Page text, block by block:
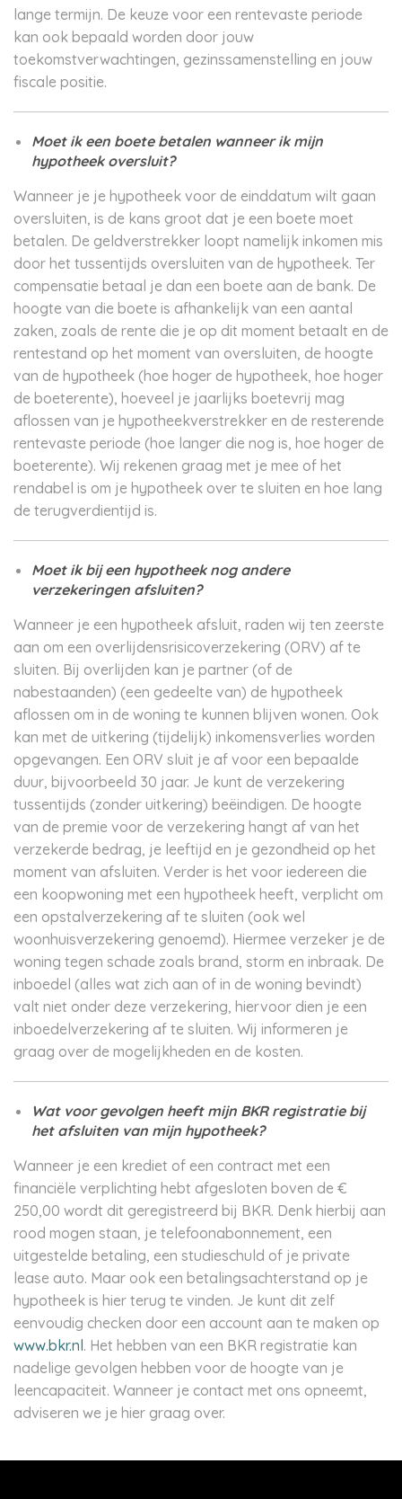
lange termijn. De keuze voor een rentevaste periode
kan ook bepaald worden door jouw
toekomstverwachtingen, gezinssamenstelling en jouw
fiscale positie.
Moet ik een boete betalen wanneer ik mijn
hypotheek oversluit?
Wanneer je je hypotheek voor de einddatum wilt gaan
oversluiten, is de kans groot dat je een boete moet
betalen. De geldverstrekker loopt namelijk inkomen mis
door het tussentijds oversluiten van de hypotheek. Ter
compensatie betaal je dan een boete aan de bank. De
hoogte van die boete is afhankelijk van een aantal
zaken, zoals de rente die je op dit moment betaalt en de
rentestand op het moment van oversluiten, de hoogte
van de hypotheek (hoe hoger de hypotheek, hoe hoger
de boeterente), hoeveel je jaarlijks boetevrij mag
aflossen van je hypotheekverstrekker en de resterende
rentevaste periode (hoe langer die nog is, hoe hoger de
boeterente). Wij rekenen graag met je mee of het
rendabel is om je hypotheek over te sluiten en hoe lang
de terugverdientijd is.
Moet ik bij een hypotheek nog andere
verzekeringen afsluiten?
Wanneer je een hypotheek afsluit, raden wij ten zeerste
aan om een overlijdensrisicoverzekering (ORV) af te
sluiten. Bij overlijden kan je partner (of de
nabestaanden) (een gedeelte van) de hypotheek
aflossen om in de woning te kunnen blijven wonen. Ook
kan met de uitkering (tijdelijk) inkomensverlies worden
opgevangen. Een ORV sluit je af voor een bepaalde
duur, bijvoorbeeld 30 jaar. Je kunt de verzekering
tussentijds (zonder uitkering) beëindigen. De hoogte
van de premie voor de verzekering hangt af van het
verzekerde bedrag, je leeftijd en je gezondheid op het
moment van afsluiten. Verder is het voor iedereen die
een koopwoning met een hypotheek heeft, verplicht om
een opstalverzekering af te sluiten (ook wel
woonhuisverzekering genoemd). Hiermee verzeker je de
woning tegen schade zoals brand, storm en inbraak. De
inboedel (alles wat zich aan of in de woning bevindt)
valt niet onder deze verzekering, hiervoor dien je een
inboedelverzekering af te sluiten. Wij informeren je
graag over de mogelijkheden en de kosten.
Wat voor gevolgen heeft mijn BKR registratie bij
het afsluiten van mijn hypotheek?
Wanneer je een krediet of een contract met een
financiële verplichting hebt afgesloten boven de €
250,00 wordt dit geregistreerd bij BKR. Denk hierbij aan
rood mogen staan, je telefoonabonnement, een
uitgestelde betaling, een studieschuld of je private
lease auto. Maar ook een betalingsachterstand op je
hypotheek is hier terug te vinden. Je kunt dit zelf
eenvoudig checken door een account aan te maken op
www.bkr.nl. Het hebben van een BKR registratie kan
nadelige gevolgen hebben voor de hoogte van je
leencapaciteit. Wanneer je contact met ons opneemt,
adviseren we je hier graag over.